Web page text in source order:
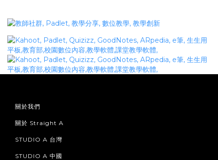
關於我們
關於 Straight A
STUDIO A 台灣
STUDIO A 中國